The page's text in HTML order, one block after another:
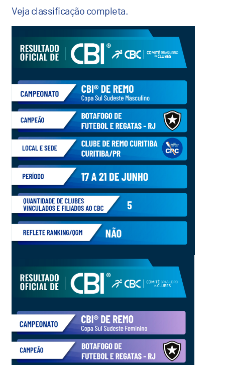
Veja classificação completa.